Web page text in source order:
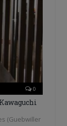
0
(Guebwiller